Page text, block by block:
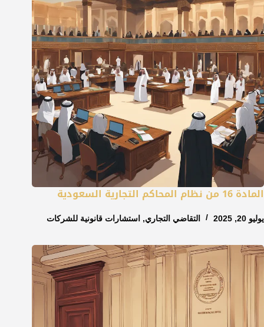
المادة 16 من نظام المحاكم التجارية السعودية
يوليو 20, 2025 التقاضي التجاري, استشارات قانونية للشركات